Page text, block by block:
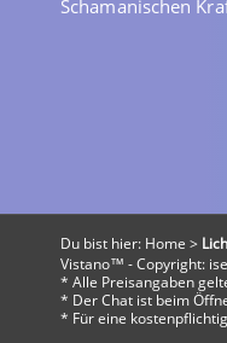
Schamanischen
Du bist hier: Home >
Vistano™ - Copyright:
* Alle Preisangaben
* Der Chat ist beim
* Für eine